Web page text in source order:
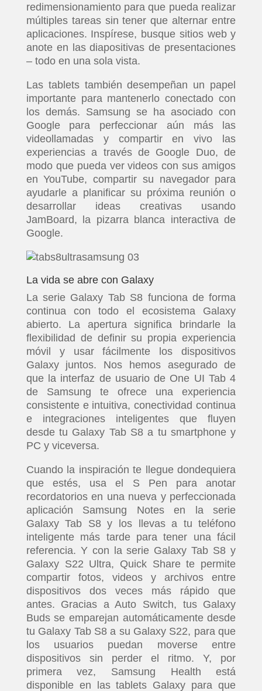
redimensionamiento para que pueda realizar
múltiples tareas sin tener que alternar entre
aplicaciones. Inspírese, busque sitios web y
anote en las diapositivas de presentaciones
– todo en una sola vista.
Las tablets también desempeñan un papel
importante para mantenerlo conectado con
los demás. Samsung se ha asociado con
Google para perfeccionar aún más las
videollamadas y compartir en vivo las
experiencias a través de Google Duo, de
modo que pueda ver videos con sus amigos
en YouTube, compartir su navegador para
ayudarle a planificar su próxima reunión o
desarrollar ideas creativas usando
JamBoard, la pizarra blanca interactiva de
Google.
La vida se abre con Galaxy
La serie Galaxy Tab S8 funciona de forma
continua con todo el ecosistema Galaxy
abierto. La apertura significa brindarle la
flexibilidad de definir su propia experiencia
móvil y usar fácilmente los dispositivos
Galaxy juntos. Nos hemos asegurado de
que la interfaz de usuario de One UI Tab 4
de Samsung te ofrece una experiencia
consistente e intuitiva, conectividad continua
e integraciones inteligentes que fluyen
desde tu Galaxy Tab S8 a tu smartphone y
PC y viceversa.
Cuando la inspiración te llegue dondequiera
que estés, usa el S Pen para anotar
recordatorios en una nueva y perfeccionada
aplicación Samsung Notes en la serie
Galaxy Tab S8 y los llevas a tu teléfono
inteligente más tarde para tener una fácil
referencia. Y con la serie Galaxy Tab S8 y
Galaxy S22 Ultra, Quick Share te permite
compartir fotos, videos y archivos entre
dispositivos dos veces más rápido que
antes. Gracias a Auto Switch, tus Galaxy
Buds se emparejan automáticamente desde
tu Galaxy Tab S8 a su Galaxy S22, para que
los usuarios puedan moverse entre
dispositivos sin perder el ritmo. Y, por
primera vez, Samsung Health está
disponible en las tablets Galaxy para que